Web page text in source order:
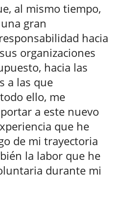
al mismo tiempo,
gran
hacia
organizaciones
hacia las
a las que
ello, me
a este nuevo
que he
de mi trayectoria
la labor que he
durante mi